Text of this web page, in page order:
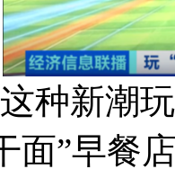
种新潮
面”早餐